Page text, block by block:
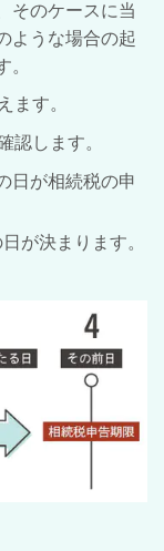
そのケースに当
ような場合の起
。
ます。
認します。
日が相続税の申
が決まります。